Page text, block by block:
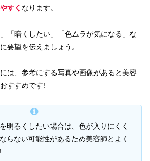
すく なります。
「暗くしたい」「色ムラが気になる」な
要望を伝えましょう。
は、参考にする写真や画像があると美容
すすめです!
明るくしたい場合は、色が入りにくく
らない可能性があるため美容師とよく